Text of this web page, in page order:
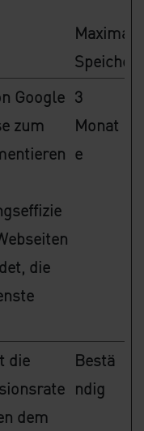
Maximale
Google
zum
die
3
Monat
e
die
dem
Bestä
ndig